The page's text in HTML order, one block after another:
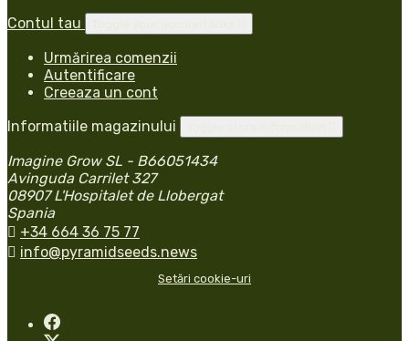
Contul tau
Urmărirea comenzii
Autentificare
Creeaza un cont
Informatiile magazinului
Imagine Grow SL - B66051434
Avinguda Carrilet 327
08907 L'Hospitalet de Llobergat
Spania
 +34 664 36 75 77
 info@pyramidseeds.news
Setări cookie-uri